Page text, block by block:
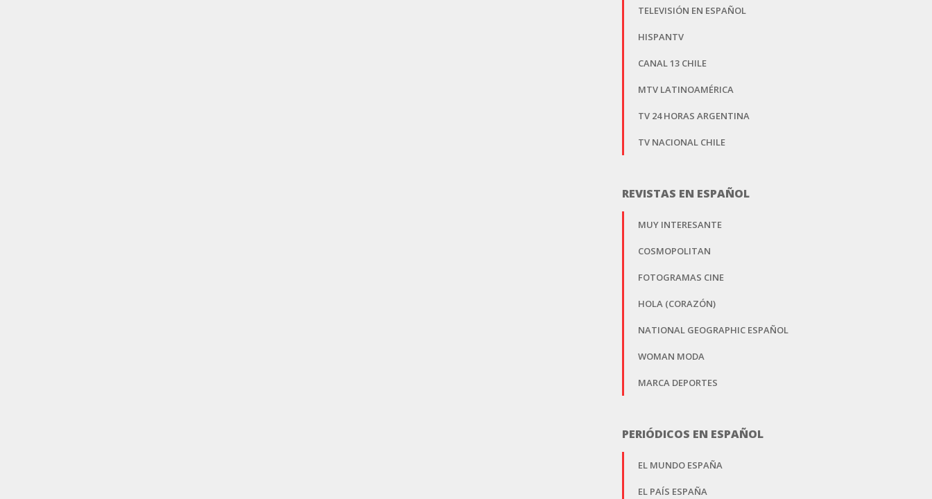
TELEVISIÓN EN ESPAÑOL
HISPANTV
CANAL 13 CHILE
MTV LATINOAMÉRICA
TV 24 HORAS ARGENTINA
TV NACIONAL CHILE
REVISTAS EN ESPAÑOL
MUY INTERESANTE
COSMOPOLITAN
FOTOGRAMAS CINE
HOLA (CORAZÓN)
NATIONAL GEOGRAPHIC ESPAÑOL
WOMAN MODA
MARCA DEPORTES
PERIÓDICOS EN ESPAÑOL
EL MUNDO ESPAÑA
EL PAÍS ESPAÑA